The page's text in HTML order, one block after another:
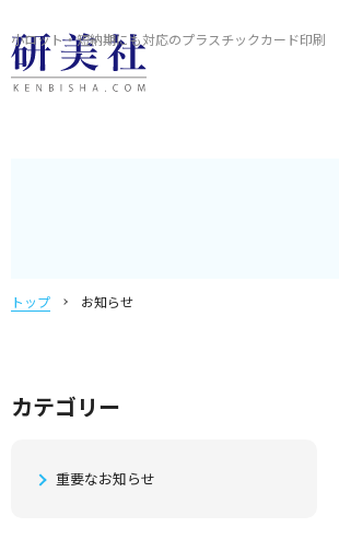
小ロット・短納期にも対応のプラスチックカード印刷
トップ お知らせ
カテゴリー
重要なお知らせ